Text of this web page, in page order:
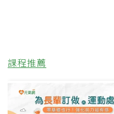
課程推薦